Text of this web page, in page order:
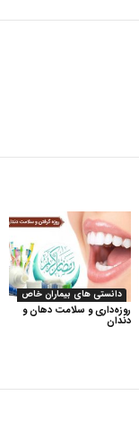
دانستی های بیماران خاص
روزه‌داری و سلامت دهان و
دندان